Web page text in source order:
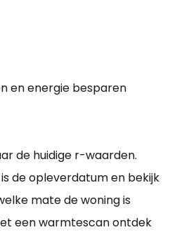
en energie besparen
de huidige r-waarden.
de opleverdatum en bekijk
mate de woning is
een warmtescan ontdek